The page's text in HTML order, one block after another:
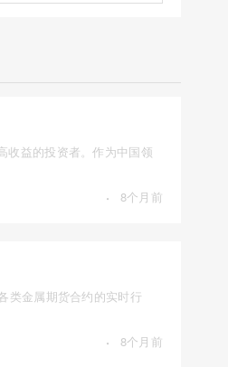
收益的投资者。作为中国领
· 8个月前
类金属期货合约的实时行
· 8个月前